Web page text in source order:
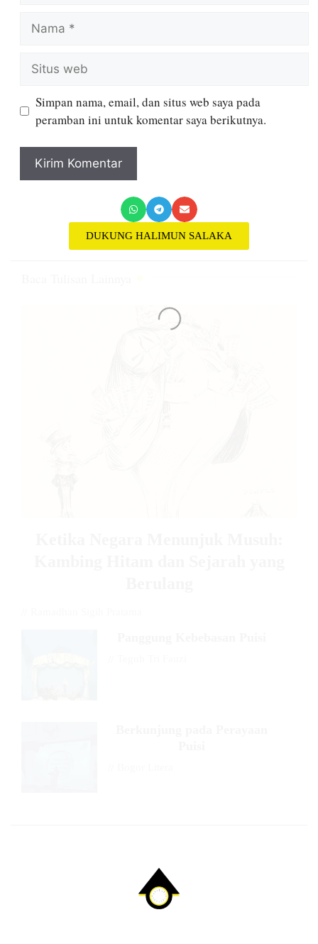
Simpan nama, email, dan situs web saya pada
peramban ini untuk komentar saya berikutnya.
DUKUNG HALIMUN SALAKA